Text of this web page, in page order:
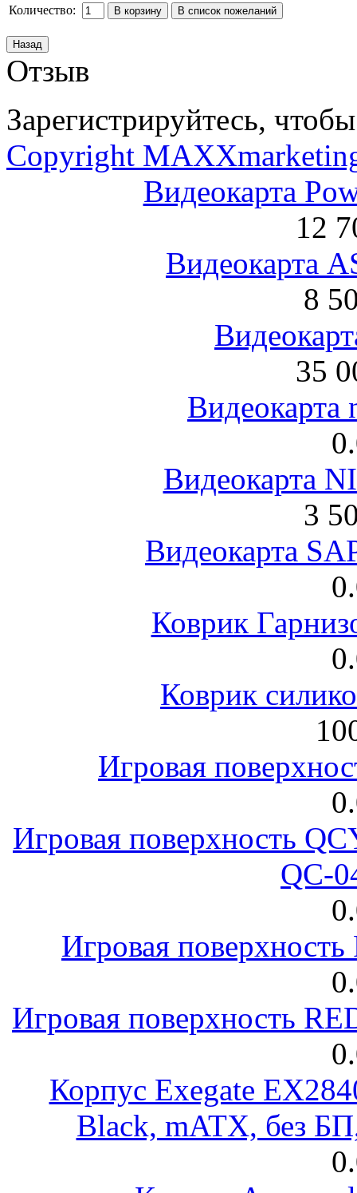
Количество:
Отзыв
Зарегистрируйтесь,
Copyright
Видеокарта
12
Видеокарта
8
35
Видеокарта
Видеокарта
3
Видеокарта
Коврик
Коврик
Игровая
Игровая поверхность
QC-
Игровая
Игровая поверхность
Корпус Exegate
Black, mATX, без